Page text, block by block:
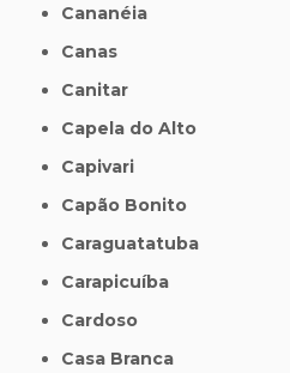
Cananéia
Canas
Canitar
Capela do Alto
Capivari
Capão Bonito
Caraguatatuba
Carapicuíba
Cardoso
Casa Branca